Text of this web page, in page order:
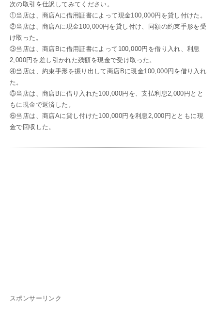
次の取引を仕訳してみてください。
①当店は、商店Aに借用証書によって現金100,000円を貸し付けた。
②当店は、商店Aに現金100,000円を貸し付け、同額の約束手形を受
け取った。
③当店は、商店Bに借用証書によって100,000円を借り入れ、利息
2,000円を差し引かれた残額を現金で受け取った。
④当店は、約束手形を振り出して商店Bに現金100,000円を借り入れ
た。
⑤当店は、商店Bに借り入れた100,000円を、支払利息2,000円とと
もに現金で返済した。
⑥当店は、商店Aに貸し付けた100,000円を利息2,000円とともに現
金で回収した。
スポンサーリンク